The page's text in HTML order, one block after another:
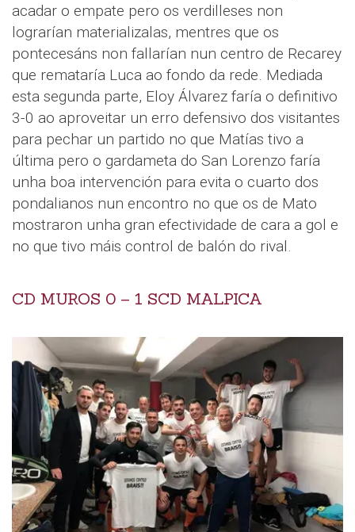
acadar o empate pero os verdilleses non
lograrían materializalas, mentres que os
pontecesáns non fallarían nun centro de Recarey
que remataría Luca ao fondo da rede. Mediada
esta segunda parte, Eloy Álvarez faría o definitivo
3-0 ao aproveitar un erro defensivo dos visitantes
para pechar un partido no que Matías tivo a
última pero o gardameta do San Lorenzo faría
unha boa intervención para evita o cuarto dos
pondalianos nun encontro no que os de Mato
mostraron unha gran efectividade de cara a gol e
no que tivo máis control de balón do rival.
CD MUROS 0 – 1 SCD MALPICA